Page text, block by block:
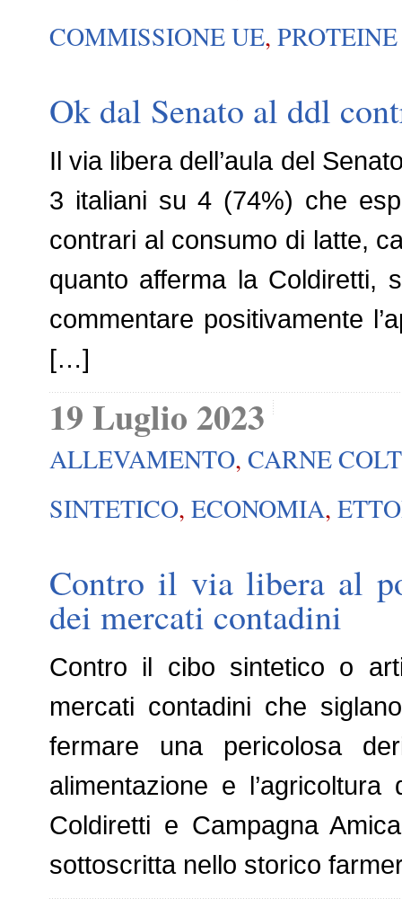
COMMISSIONE UE,
Ok dal Senato al ddl
Il via libera dell’aula del
3 italiani su 4 (74%) che
contrari al consumo di latte,
quanto afferma la Coldiretti,
commentare positivamente
[…]
19 Luglio 2023
ALLEVAMENTO, CARNE
SINTETICO, ECONOMIA,
Contro il via libera al
dei mercati contadini
Contro il cibo sintetico o
mercati contadini che
fermare una pericolosa
alimentazione e
Coldiretti e Campagna
sottoscritta nello storico